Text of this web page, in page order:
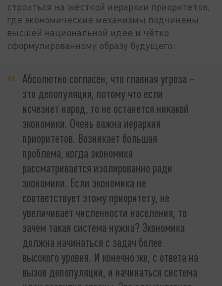
строиться на жёсткой иерархии приоритетов,
где экономические механизмы подчинены
высшей национальной идее и чётко
сформулированному образу будущего:
Абсолютно согласен, что главная угроза –
это депопуляция, потому что если
исчезнет народ, то не останется никакой
экономики. Очень важна иерархия
приоритетов. Возникает большая
проблема, когда экономика
рассматривается изолированно ради
экономики. Если экономика не
соответствует этому приоритету, не
увеличивает численности населения, то
зачем такая система нужна? Экономика
должна начинаться с задач более
высокого уровня. И конечно же, с ответа на
вызов депопуляции, и начинаться система